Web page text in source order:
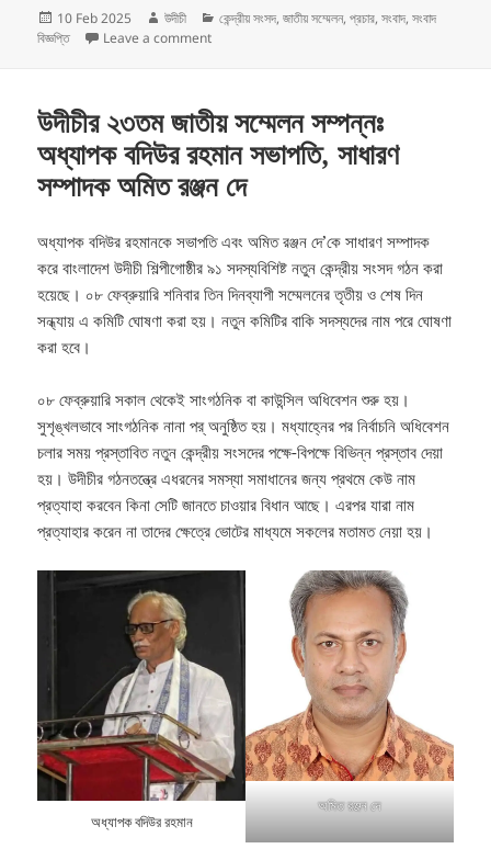
Posted
on
10 Feb 2025 Author
উদীচী Categories
কেন্দ্রীয় সংসদ,জাতীয় সম্মেলন,প্রচার,সংবাদ,সংবাদ
বিজ্ঞপ্তি
Leave a commenton উদীচী’র ২৩ তম জাতীয় সম্মেলনের বিষয়ে সভাপতি অধ্যাপক
উদীচীর ২৩তম জাতীয় সম্মেলন সম্পন্নঃ
অধ্যাপক বদিউর রহমান সভাপতি, সাধারণ
সম্পাদক অমিত রঞ্জন দে
অধ্যাপক বদিউর রহমানকে সভাপতি এবং অমিত রঞ্জন দে’কে সাধারণ সম্পাদক
করে বাংলাদেশ উদীচী শিল্পীগোষ্ঠীর ৯১ সদস্যবিশিষ্ট নতুন কেন্দ্রীয় সংসদ গঠন করা
হয়েছে। ০৮ ফেব্রুয়ারি শনিবার তিন দিনব্যাপী সম্মেলনের তৃতীয় ও শেষ দিন
সন্ধ্যায় এ কমিটি ঘোষণা করা হয়। নতুন কমিটির বাকি সদস্যদের নাম পরে ঘোষণা
করা হবে।
০৮ ফেব্রুয়ারি সকাল থেকেই সাংগঠনিক বা কাউন্সিল অধিবেশন শুরু হয়।
সুশৃঙ্খলভাবে সাংগঠনিক নানা পর্ অনুষ্ঠিত হয়। মধ্যাহ্নের পর নির্বাচনি অধিবেশন
চলার সময় প্রস্তাবিত নতুন কেন্দ্রীয় সংসদের পক্ষে-বিপক্ষে বিভিন্ন প্রস্তাব দেয়া
হয়। উদীচীর গঠনতন্ত্রে এধরনের সমস্যা সমাধানের জন্য প্রথমে কেউ নাম
প্রত্যাহা করবেন কিনা সেটি জানতে চাওয়ার বিধান আছে। এরপর যারা নাম
প্রত্যাহার করেন না তাদের ক্ষেত্রে ভোটের মাধ্যমে সকলের মতামত নেয়া হয়।
অধ্যাপক বদিউর রহমান
অমিত রঞ্জন দে